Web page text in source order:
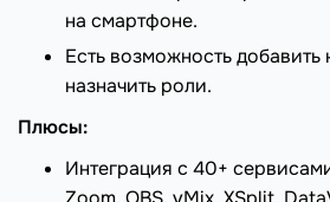
на смартфоне.
Есть возможность добавить
назначить роли.
Плюсы:
Интеграция с 40+